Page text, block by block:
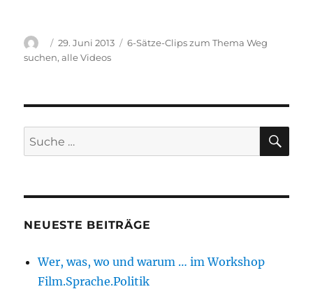
AutorVeröffentlicht
am
29. Juni 2013 Kategorien
6-Sätze-Clips zum Thema Weg
suchen,alle Videos
Suche
nach:
NEUESTE BEITRÄGE
Wer, was, wo und warum … im Workshop
Film.Sprache.Politik